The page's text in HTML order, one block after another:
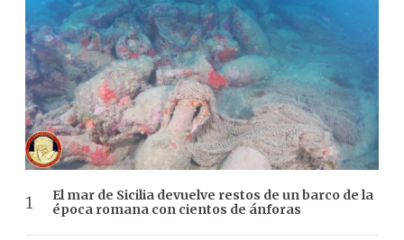
El mar de Sicilia devuelve restos de un barco de la
época romana con cientos de ánforas